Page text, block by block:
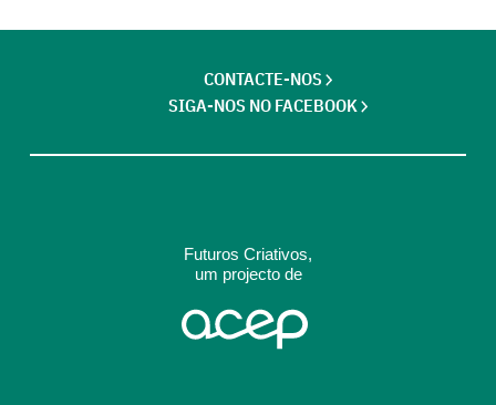
CONTACTE-NOS
SIGA-NOS NO FACEBOOK
Futuros Criativos,
um projecto de
ACEP